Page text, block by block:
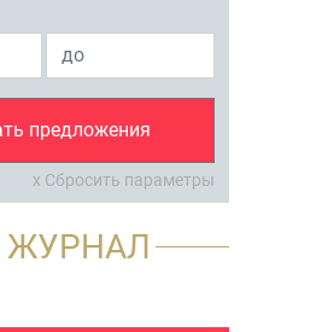
предложения
x Сбросить параметры
ЖУРНАЛ